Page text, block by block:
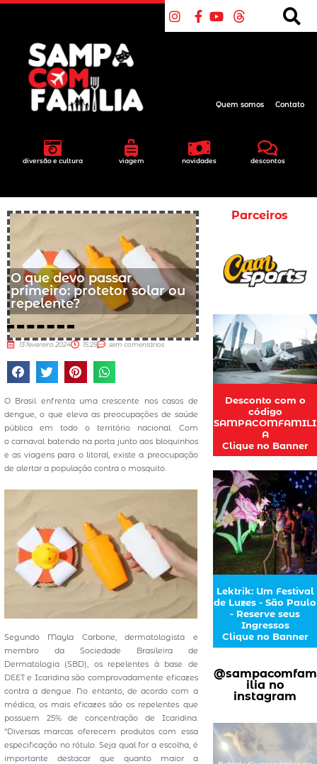
diversão e cultura viagem novidades descontos
Quem somos Contato
O que devo passar
primeiro: protetor solar ou
repelente?
13 fevereiro 2024 15:25 sem comentários
O Brasil enfrenta uma crescente nos casos de
dengue, o que eleva as preocupações de saúde
pública em todo o território nacional. Com
o carnaval batendo na porta junto aos bloquinhos
e as viagens para o litoral, existe a preocupação
de alertar a população contra o mosquito.
Segundo Mayla Carbone, dermatologista e
membro da Sociedade Brasileira de
Dermatologia (SBD), os repelentes à base de
DEET e Icaridina são comprovadamente eficazes
contra a dengue. No entanto, de acordo com a
médica, os mais eficazes são os repelentes que
possuem 25% de concentração de Icaridina.
“Diversas marcas oferecem produtos com essa
especificação no rótulo. Seja qual for a escolha, é
importante destacar que quanto maior a
Parceiros
Desconto com o
código
SAMPACOMFAMILI
A
Clique no Banner
Lektrik: Um Festival
de Luzes - São Paulo
- Reserve seus
Ingressos
Clique no Banner
@sampacomfam
ilia no
instagram